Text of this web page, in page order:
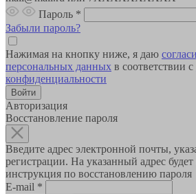
Пароль *
Забыли пароль?
Нажимая на кнопку ниже, я даю
персональных данных в соответствии с
конфиденциальности
Авторизация
Восстановление пароля
Введите адрес электронной почты,
регистрации. На указанный адрес будет
инструкция по восстановлению пароля
E-mail *